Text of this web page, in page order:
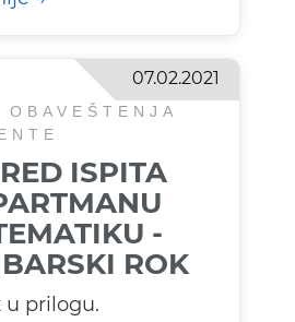
07.02.2021
ISPITA
-
ROK
prilogu.